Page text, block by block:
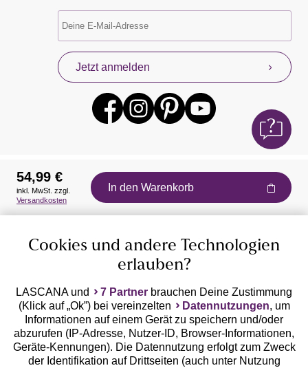
Jetzt anmelden
Auszeichnungen
Geprüfte Sicherheit
54,99 €
inkl. MwSt. zzgl.
Versandkosten
In den Warenkorb
Cookies und andere Technologien
erlauben?
LASCANA und 7 Partner brauchen Deine Zustimmung
(Klick auf „Ok”) bei vereinzelten
Datennutzungen, um
Informationen auf einem Gerät zu speichern und/oder
abzurufen (IP-Adresse, Nutzer-ID, Browser-Informationen,
Geräte-Kennungen). Die Datennutzung erfolgt zum Zweck
der Identifikation auf Drittseiten (auch unter Nutzung